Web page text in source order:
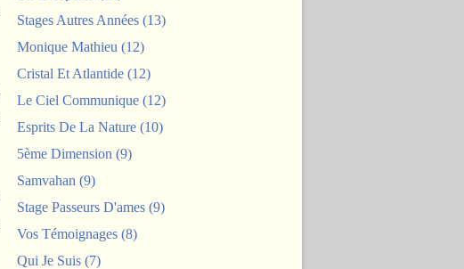
Stages Autres Années (13)
Monique Mathieu (12)
Cristal Et Atlantide (12)
Le Ciel Communique (12)
Esprits De La Nature (10)
5ème Dimension (9)
Samvahan (9)
Stage Passeurs D'ames (9)
Vos Témoignages (8)
Qui Je Suis (7)